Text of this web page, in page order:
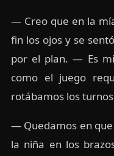
— Creo que en la
fin los ojos y se
por el plan. — Es
como el juego
rotábamos los
— Quedamos en
la niña en los